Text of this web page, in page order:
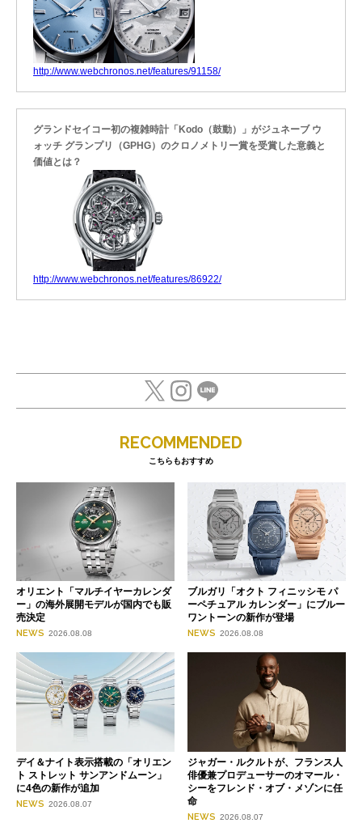
http://www.webchronos.net/features/91158/
グランドセイコー初の複雑時計「Kodo（鼓動）」がジュネーブ ウ
ォッチ グランプリ（GPHG）のクロノメトリー賞を受賞した意義と
価値とは？
http://www.webchronos.net/features/86922/
RECOMMENDED
こちらもおすすめ
オリエント「マルチイヤーカレンダ
ー」の海外展開モデルが国内でも販
売決定
NEWS 2026.08.08
ブルガリ「オクト フィニッシモ パ
ーペチュアル カレンダー」にブルー
ワントーンの新作が登場
NEWS 2026.08.08
デイ＆ナイト表示搭載の「オリエン
ト ストレット サンアンドムーン」
に4色の新作が追加
NEWS 2026.08.07
ジャガー・ルクルトが、フランス人
俳優兼プロデューサーのオマール・
シーをフレンド・オブ・メゾンに任
命
NEWS 2026.08.07